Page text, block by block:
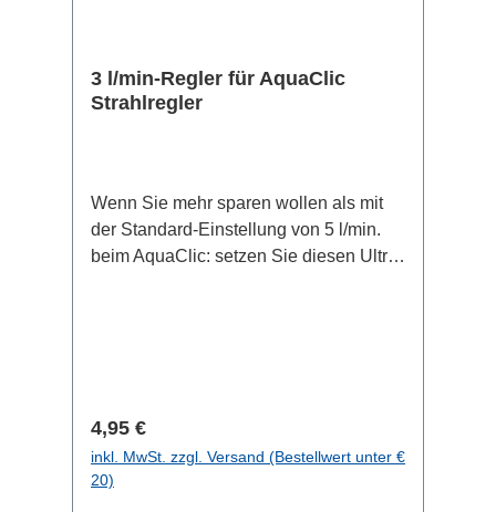
3 l/min-Regler für AquaClic
Strahlregler
Wenn Sie mehr sparen wollen als mit
der Standard-Einstellung von 5 l/min.
beim AquaClic: setzen Sie diesen Ultra-
aber ausreichend. Sehen Sie in diesem
Video den 3 l/min-Regler im Vergleich
zu Regler mit anderen Literleistungen
Regulärer Preis:
4,95 €
inkl. MwSt. zzgl. Versand (Bestellwert unter €
20)